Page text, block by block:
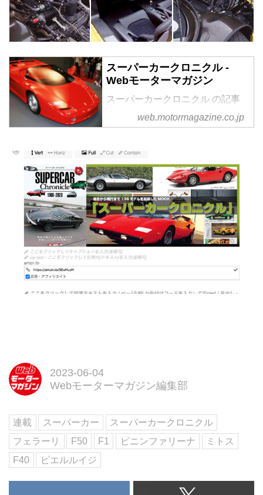
スーパーカークロニクル -
Webモーターマガジン
スーパーカークロニクル の記事
一覧 - 自動車専門誌「Motor
Magazine」を発行するモーター
フがもっと楽しくなる自動車情報
メディアです。自動車業界に詳し
い専門誌編集者がわかりやすく解
説します。
web.motormagazine.co.jp
2023-06-04
Webモーターマガジン編集部
連載 スーパーカー
スーパーカークロニクル
フェラーリ
F50 F1 ピニンファリーナ
ミトス
F40
ピエルルイジ